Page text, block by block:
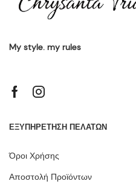
My style. my rules
ΕΞΥΠΗΡΕΤΗΣΗ ΠΕΛΑΤΩΝ
Όροι Χρήσης
Αποστολή Προϊόντων